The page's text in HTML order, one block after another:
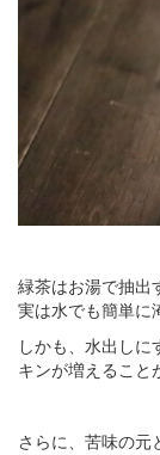
緑茶はお湯で抽出
実は水でも簡単に
しかも、水出し
キンが増えること
さらに、苦味の元